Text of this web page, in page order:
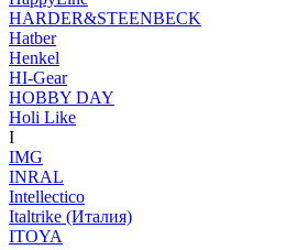
HARDER&STEENBECK
Hatber
Henkel
HI-Gear
HOBBY DAY
Holi Like
I
IMG
INRAL
Intellectico
Italtrike (Италия)
ITOYA